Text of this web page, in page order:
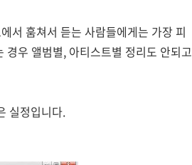
서 훔쳐서 듣는 사람들에게는 가장 피
우 앨범별, 아티스트별 정리도 안되고
실정입니다.